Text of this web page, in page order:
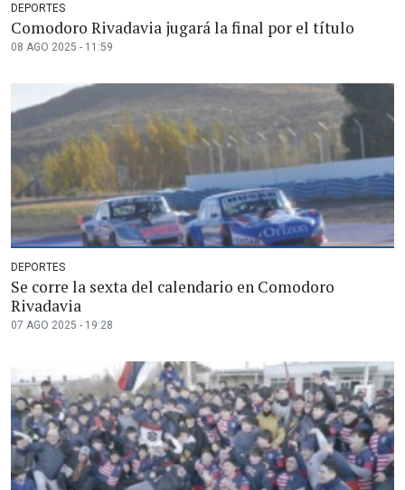
DEPORTES
Comodoro Rivadavia jugará la final por el título
08 AGO 2025 - 11:59
DEPORTES
Se corre la sexta del calendario en Comodoro
Rivadavia
07 AGO 2025 - 19:28